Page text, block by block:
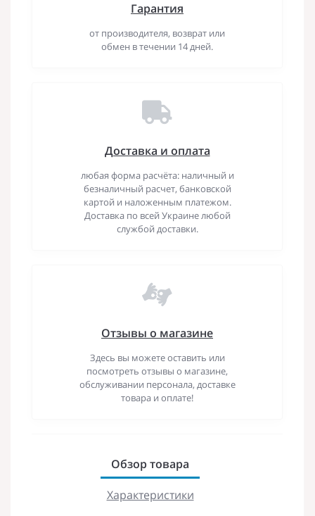
Гарантия
от производителя, возврат или
обмен в течении 14 дней.
Доставка и оплата
любая форма расчёта: наличный и
безналичный расчет, банковской
картой и наложенным платежом.
Доставка по всей Украине любой
службой доставки.
Отзывы о магазине
Здесь вы можете оставить или
посмотреть отзывы о магазине,
обслуживании персонала, доставке
товара и оплате!
Обзор товара
Характеристики